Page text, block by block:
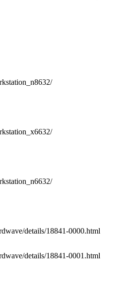
details/18841-0000.html
details/18841-0001.html